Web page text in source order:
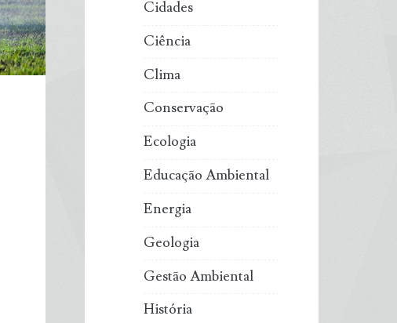
Cidades
Ciência
Clima
Conservação
Ecologia
Educação Ambiental
Energia
Geologia
Gestão Ambiental
História